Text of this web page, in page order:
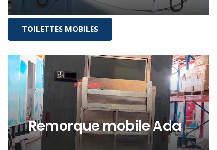
TOILETTES MOBILES
Remorque mobile Ada